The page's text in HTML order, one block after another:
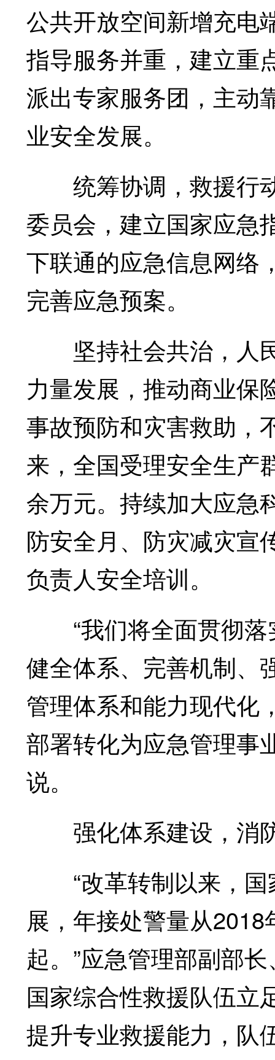
公共开放空间新增充电
指导服务并重，建立重
派出专家服务团，主动
业安全发展。
统筹协调，救援行
委员会，建立国家应急
下联通的应急信息网络
完善应急预案。
坚持社会共治，人
力量发展，推动商业保
事故预防和灾害救助，
来，全国受理安全生产
余万元。持续加大应急
防安全月、防灾减灾宣
负责人安全培训。
“我们将全面贯彻落
健全体系、完善机制、
管理体系和能力现代化
部署转化为应急管理事
说。
强化体系建设，消
“改革转制以来，国
展，年接处警量从
起。”应急管理部副部
国家综合性救援队伍立
提升专业救援能力，队